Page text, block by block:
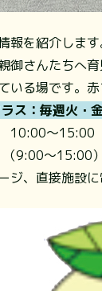
報を紹介します
御さんたちへ
いる場です。
ス：毎週火・
～15:00
） ※新型
ジ、直接施設に